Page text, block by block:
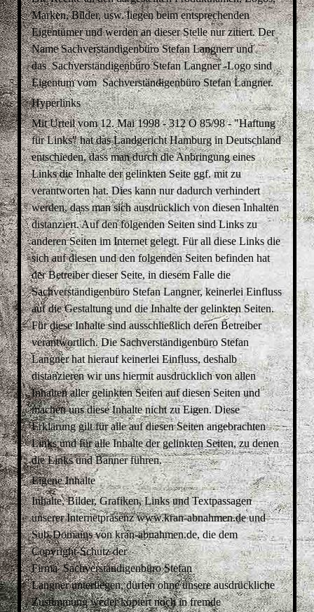
Marken, Bilder, usw. liegen beim entsprechenden
Eigentümer und werden an dieser Stelle nur zitiert. Der
Name SachverständigenbüroStefan Langnerr und
das SachverständigenbüroStefan Langner-Logo sind
Eigentum vom SachverständigenbüroStefan Langner.
Hyperlinks
Mit Urteil vom 12. Mai 1998 - 312 O 85/98 - "Haftung
für Links" hat das Landgericht Hamburg in Deutschland
entschieden, dass man durch die Anbringung eines
Links die Inhalte der gelinkten Seite ggf. mit zu
verantworten hat. Dies kann nur dadurch verhindert
werden, dass man sich ausdrücklich von diesen Inhalten
distanziert. Auf den folgenden Seiten sind Links zu
anderen Seiten im Internet gelegt. Für all diese Links die
sich auf diesen und den folgenden Seiten befinden hat
der Betreiber dieser Seite, in diesem Falle die
SachverständigenbüroStefan Langner, keinerlei Einfluss
auf die Gestaltung und die Inhalte der gelinkten Seiten.
Für diese Inhalte sind ausschließlich deren Betreiber
verantwortlich. Die SachverständigenbüroStefan
Langnerhat hierauf keinerlei Einfluss, deshalb
distanzieren wir uns hiermit ausdrücklich von allen
Inhalten aller gelinkten Seiten auf diesen Seiten und
machen uns diese Inhalte nicht zu Eigen. Diese
Erklärung gilt für alle auf diesen Seiten angebrachten
Links und für alle Inhalte der gelinkten Seiten, zu denen
die Links und Banner führen.
Eigene Inhalte
Inhalte, Bilder, Grafiken, Links und Textpassagen
unserer Internetpräsenz www.kran-abnahmen.de und
Sub-Domains von kran-abnahmen.de, die dem
Copyright-Schutz der
Firma SachverständigenbüroStefan
Langnerunterliegen, dürfen ohne unsere ausdrückliche
Zustimmung weder kopiert noch in fremde